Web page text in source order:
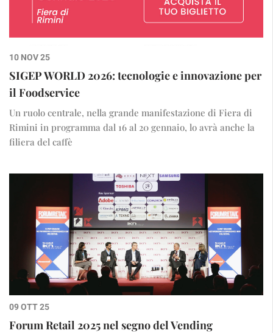
10 NOV 25
SIGEP WORLD 2026: tecnologie e innovazione per
il Foodservice
Un ruolo centrale, nella grande manifestazione di Fiera di
Rimini in programma dal 16 al 20 gennaio, lo avrà anche la
filiera del caffè
09 OTT 25
Forum Retail 2025 nel segno del Vending